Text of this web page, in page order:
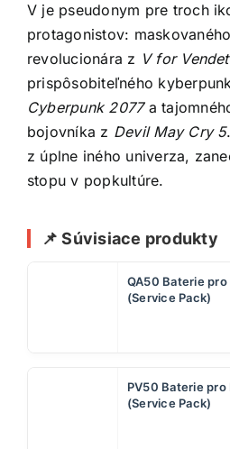
V je pseudonym pre troch
protagonistov:
revolucionára z V for
prispôsobiteľného
Cyberpunk 2077a
bojovníka z Devil May Cry 5
z úplne iného univerza,
stopu v popkultúre.
📌 Súvisiace produkty
QA50 Baterie
(Service Pack)
PV50 Baterie
(Service Pack)